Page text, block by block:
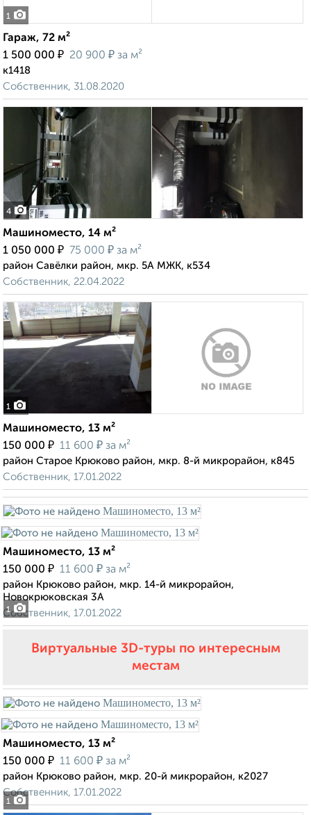
1
Гараж, 72 м²
1 500 000 ₽ 20 900 ₽ за м²
к1418
Собственник, 31.08.2020
4
Машиноместо, 14 м²
1 050 000 ₽ 75 000 ₽ за м²
район Савёлки район, мкр. 5А МЖК, к534
Собственник, 22.04.2022
1
Машиноместо, 13 м²
150 000 ₽ 11 600 ₽ за м²
район Старое Крюково район, мкр. 8-й микрорайон, к845
Собственник, 17.01.2022
1
Машиноместо, 13 м²
150 000 ₽ 11 600 ₽ за м²
район Крюково район, мкр. 14-й микрорайон,
Новокрюковская 3А
Собственник, 17.01.2022
Виртуальные 3D-туры по интересным
местам
1
Машиноместо, 13 м²
150 000 ₽ 11 600 ₽ за м²
район Крюково район, мкр. 20-й микрорайон, к2027
Собственник, 17.01.2022